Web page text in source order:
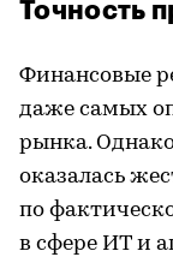
Точность
Финансовые
даже самых
рынка.
оказалась
по
в сфере ИТ и